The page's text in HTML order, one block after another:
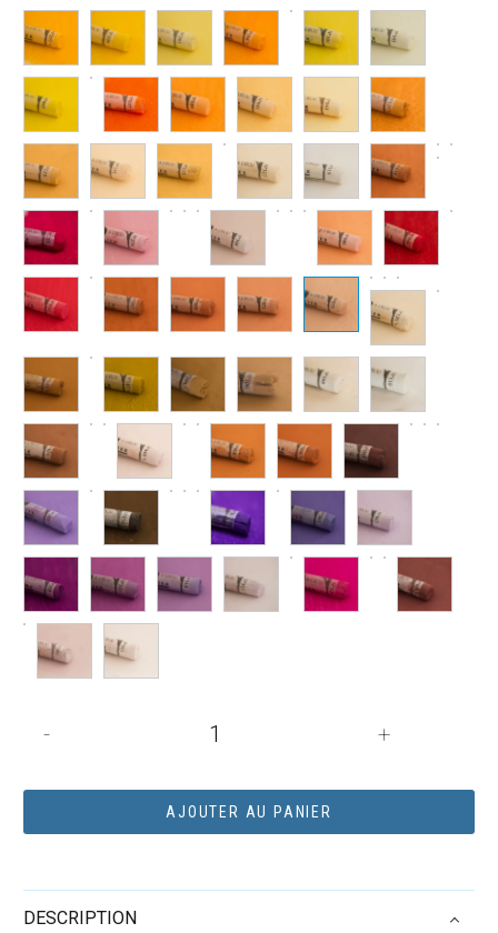
-
à
Sennelier
–
+
AJOUTER AU PANIER
DESCRIPTION